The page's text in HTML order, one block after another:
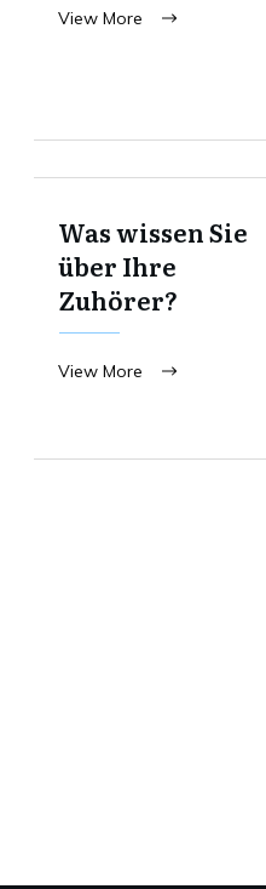
View More
Was wissen Sie
über Ihre
Zuhörer?
View More